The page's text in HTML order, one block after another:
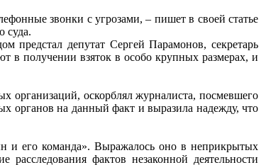
звонки с угрозами, – пишет в своей статье
суда.
предстал депутат Сергей Парамонов, секретарь
в получении взяток в особо крупных размерах, и
оскорблял журналиста, посмевшего
органов на данный факт и выразила надежду, что
и его команда». Выражалось оно в неприкрытых
фактов незаконной деятельности